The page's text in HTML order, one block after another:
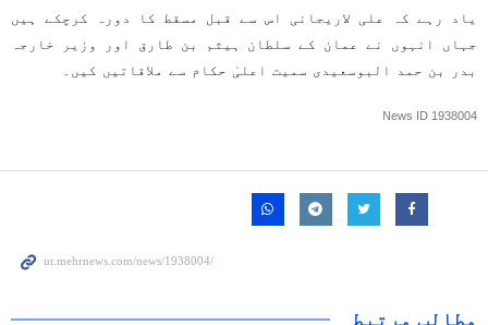
یاد رہے کہ علی لاریجانی اس سے قبل مسقط کا دورہ کرچکے ہیں
جہاں انہوں نے عمان کے سلطان ہیثم بن طارق اور وزیر خارجہ
بدر بن حمد البوسعیدی سمیت اعلیٰ حکام سے ملاقاتیں کیں۔
News ID 1938004
مطالب مرتبط